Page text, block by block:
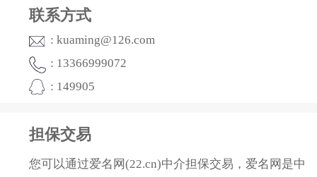
联系方式
: kuaming@126.com
: 13366999072
: 149905
担保交易
您可以通过爱名网(22.cn)中介担保交易，爱名网是中